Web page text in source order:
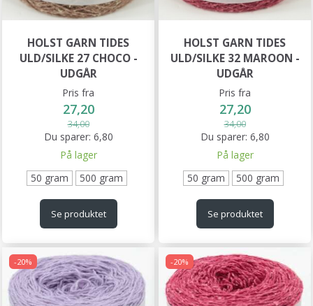
HOLST GARN TIDES
ULD/SILKE 27 CHOCO -
UDGÅR
Pris fra
27,20
34,00
Du sparer: 6,80
På lager
50 gram
500 gram
Se produktet
HOLST GARN TIDES
ULD/SILKE 32 MAROON -
UDGÅR
Pris fra
27,20
34,00
Du sparer: 6,80
På lager
50 gram
500 gram
Se produktet
-20% -20%